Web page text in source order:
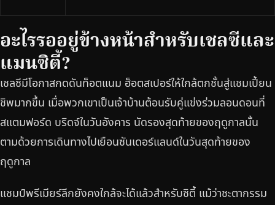
อะไรรออยู่ข้างหน้าสำหรับเชลซีและ
แมนซิตี้?
เชลซีมีโอกาสกดดันท็อตแนม ฮ็อตสเปอร์ให้ใกล้ตกชั้นสู่แชมเปี้ยน
ชิพมากขึ้น เมื่อพวกเขาเป็นเจ้าบ้านต้อนรับคู่แข่งร่วมลอนดอนที่
สแตมฟอร์ด บริดจ์ในวันอังคาร นัดรองสุดท้ายของฤดูกาลนั้น
ตามด้วยการเดินทางไปเยือนซันเดอร์แลนด์ในวันสุดท้ายของ
ฤดูกาล
แชมป์พรีเมียร์ลีกยังคงใกล้จะได้แล้วสำหรับซิตี้ แม้ว่าชะตากรรม